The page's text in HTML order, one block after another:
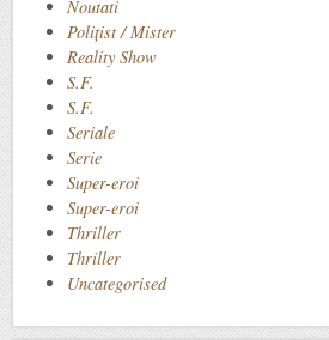
Noutati
Polițist / Mister
Reality Show
S.F.
S.F.
Seriale
Serie
Super-eroi
Super-eroi
Thriller
Thriller
Uncategorised